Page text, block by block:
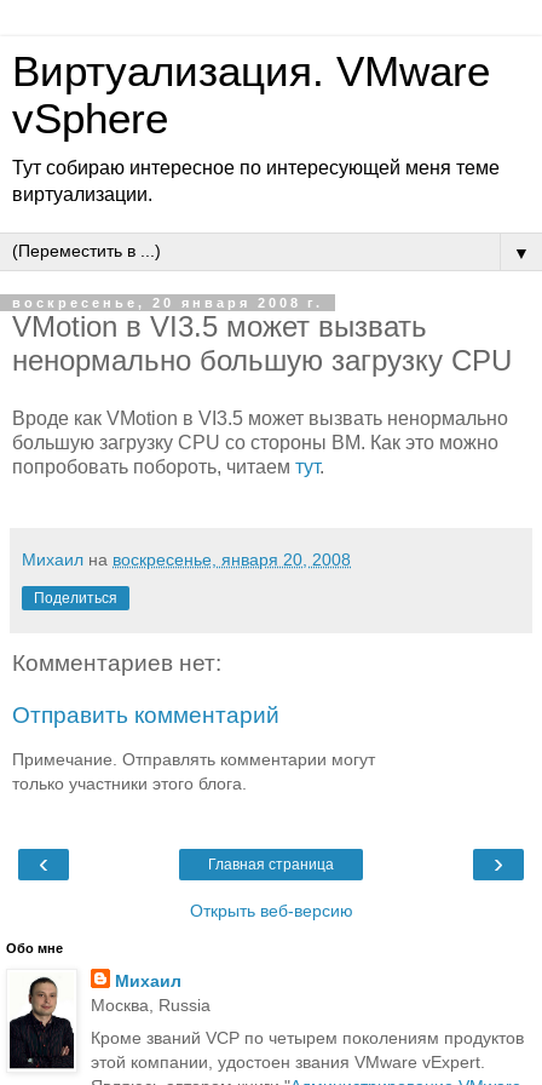
Виртуализация. VMware
vSphere
Тут собираю интересное по интересующей меня теме
виртуализации.
▼
воскресенье, 20 января 2008 г.
VMotion в VI3.5 может вызвать
ненормально большую загрузку CPU
Вроде как VMotion в VI3.5 может вызвать ненормально
большую загрузку CPU со стороны ВМ. Как это можно
попробовать побороть, читаем тут.
Михаил на воскресенье, января 20, 2008
Поделиться
Комментариев нет:
Отправить комментарий
Примечание. Отправлять комментарии могут
только участники этого блога.
‹ ›
Главная страница
Открыть веб-версию
Обо мне
Михаил
Москва, Russia
Кроме званий VCP по четырем поколениям продуктов
этой компании, удостоен звания VMware vExpert.